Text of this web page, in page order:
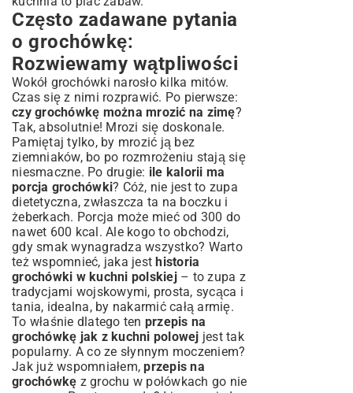
Często zadawane pytania
o grochówkę:
Rozwiewamy wątpliwości
Wokół grochówki narosło kilka mitów.
Czas się z nimi rozprawić. Po pierwsze:
czy grochówkę można mrozić na zimę?
Tak, absolutnie! Mrozi się doskonale.
Pamiętaj tylko, by mrozić ją bez
ziemniaków, bo po rozmrożeniu stają się
niesmaczne. Po drugie: ile kalorii ma
porcja grochówki? Cóż, nie jest to zupa
dietetyczna, zwłaszcza ta na boczku i
żeberkach. Porcja może mieć od 300 do
nawet 600 kcal. Ale kogo to obchodzi,
gdy smak wynagradza wszystko? Warto
też wspomnieć, jaka jesthistoria
grochówki w kuchni polskiej– to zupa z
tradycjami wojskowymi, prosta, sycąca i
tania, idealna, by nakarmić całą armię.
To właśnie dlatego ten przepis na
grochówkę jak z kuchni polowej jest tak
popularny. A co ze słynnym moczeniem?
Jak już wspomniałem,przepis na
grochówkę z grochu w połówkach go nie